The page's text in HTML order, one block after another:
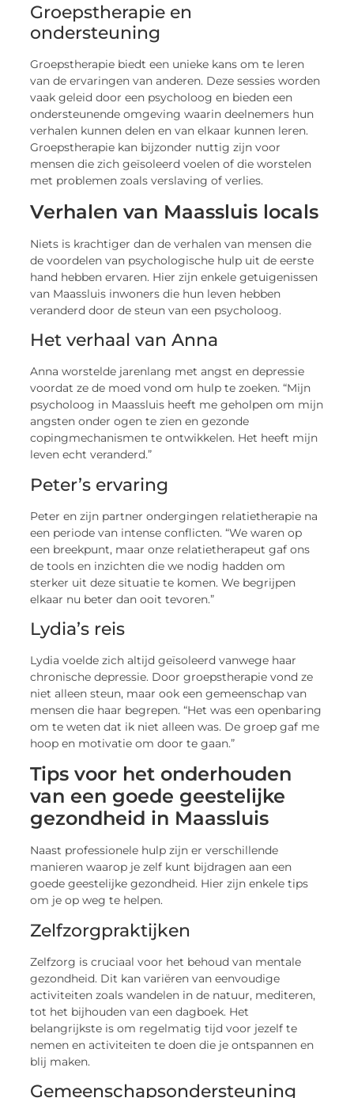
Groepstherapie en
ondersteuning
Groepstherapie biedt een unieke kans om te leren
van de ervaringen van anderen. Deze sessies worden
vaak geleid door een psycholoog en bieden een
ondersteunende omgeving waarin deelnemers hun
verhalen kunnen delen en van elkaar kunnen leren.
Groepstherapie kan bijzonder nuttig zijn voor
mensen die zich geïsoleerd voelen of die worstelen
met problemen zoals verslaving of verlies.
Verhalen van Maassluis locals
Niets is krachtiger dan de verhalen van mensen die
de voordelen van psychologische hulp uit de eerste
hand hebben ervaren. Hier zijn enkele getuigenissen
van Maassluis inwoners die hun leven hebben
veranderd door de steun van een psycholoog.
Het verhaal van Anna
Anna worstelde jarenlang met angst en depressie
voordat ze de moed vond om hulp te zoeken. “Mijn
psycholoog in Maassluis heeft me geholpen om mijn
angsten onder ogen te zien en gezonde
copingmechanismen te ontwikkelen. Het heeft mijn
leven echt veranderd.”
Peter’s ervaring
Peter en zijn partner ondergingen relatietherapie na
een periode van intense conflicten. “We waren op
een breekpunt, maar onze relatietherapeut gaf ons
de tools en inzichten die we nodig hadden om
sterker uit deze situatie te komen. We begrijpen
elkaar nu beter dan ooit tevoren.”
Lydia’s reis
Lydia voelde zich altijd geïsoleerd vanwege haar
chronische depressie. Door groepstherapie vond ze
niet alleen steun, maar ook een gemeenschap van
mensen die haar begrepen. “Het was een openbaring
om te weten dat ik niet alleen was. De groep gaf me
hoop en motivatie om door te gaan.”
Tips voor het onderhouden
van een goede geestelijke
gezondheid in Maassluis
Naast professionele hulp zijn er verschillende
manieren waarop je zelf kunt bijdragen aan een
goede geestelijke gezondheid. Hier zijn enkele tips
om je op weg te helpen.
Zelfzorgpraktijken
Zelfzorg is cruciaal voor het behoud van mentale
gezondheid. Dit kan variëren van eenvoudige
activiteiten zoals wandelen in de natuur, mediteren,
tot het bijhouden van een dagboek. Het
belangrijkste is om regelmatig tijd voor jezelf te
nemen en activiteiten te doen die je ontspannen en
blij maken.
Gemeenschapsondersteuning